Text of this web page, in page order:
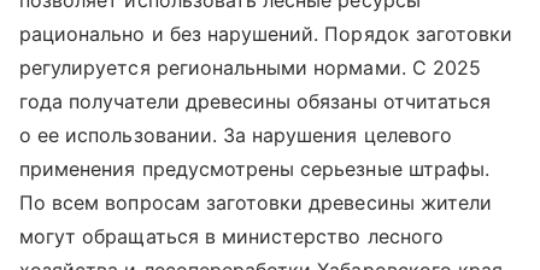
рационально и без нарушений. Порядок заготовки
регулируется региональными нормами. С 2025
года получатели древесины обязаны отчитаться
о ее использовании. За нарушения целевого
применения предусмотрены серьезные штрафы.
По всем вопросам заготовки древесины жители
могут обращаться в министерство лесного